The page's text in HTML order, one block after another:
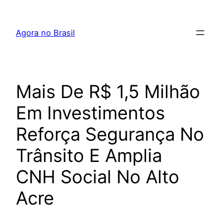
Agora no Brasil
Mais De R$ 1,5 Milhão
Em Investimentos
Reforça Segurança No
Trânsito E Amplia
CNH Social No Alto
Acre